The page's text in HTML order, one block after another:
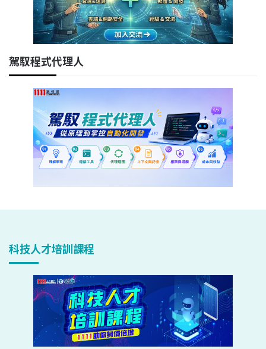
駕馭程式代理人
科技人才培訓課程